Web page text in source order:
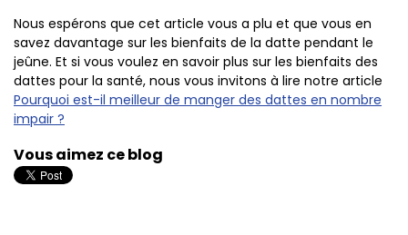
Nous espérons que cet article vous a plu et que vous en
savez davantage sur les bienfaits de la datte pendant le
jeûne. Et si vous voulez en savoir plus sur les bienfaits des
dattes pour la santé, nous vous invitons à lire notre article
Pourquoi est-il meilleur de manger des dattes en nombre
impair ?
Vous aimez ce blog